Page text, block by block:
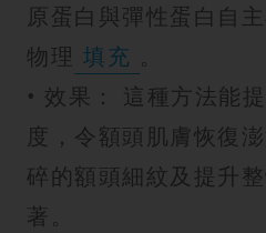
原蛋白與彈性蛋白自
物理 填充 。
• 效果： 這種方法能
度，令額頭肌膚恢復
碎的額頭細紋及提升
著。